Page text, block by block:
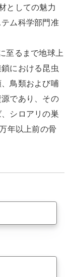
としての魅力
ム科学部門准
至るまで地球上
における昆虫
鳥類および哺
であり、その
シロアリの巣
年以上前の骨